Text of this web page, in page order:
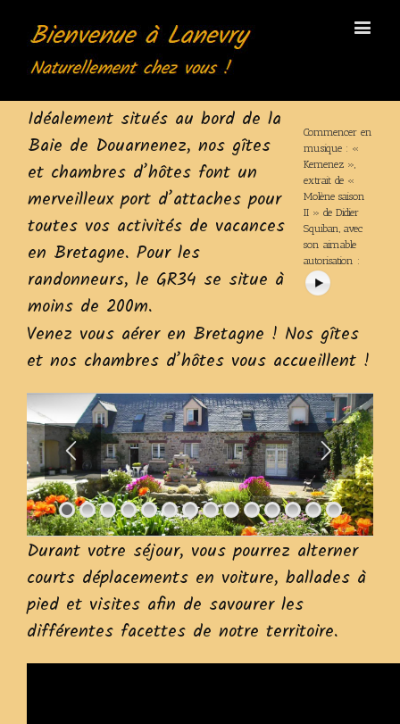
Idéalement situés au bord de la
Baie de Douarnenez, nos gîtes
et chambres d’hôtes font un
merveilleux port d’attaches pour
toutes vos activités de vacances
en Bretagne. Pour les
randonneurs, le GR34 se situe à
moins de 200m.
Commencer en
musique : «
Kemenez »,
extrait de «
Molène saison
II » de Didier
Squiban, avec
son aimable
autorisation :
Venez vous aérer en Bretagne ! Nos gîtes
et nos chambres d’hôtes vous accueillent !
Durant votre séjour, vous pourrez alterner
courts déplacements en voiture, ballades à
pied et visites afin de savourer les
différentes facettes de notre territoire.